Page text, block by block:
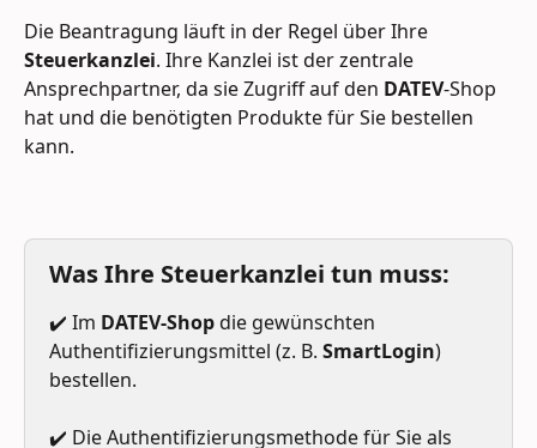
Die Beantragung läuft in der Regel über Ihre
Steuerkanzlei. Ihre Kanzlei ist der zentrale
Ansprechpartner, da sie Zugriff auf den DATEV-Shop
hat und die benötigten Produkte für Sie bestellen
kann.
Was Ihre Steuerkanzlei tun muss:
✔️ Im DATEV-Shop die gewünschten
Authentifizierungsmittel (z. B. SmartLogin)
bestellen.
✔️ Die Authentifizierungsmethode für Sie als